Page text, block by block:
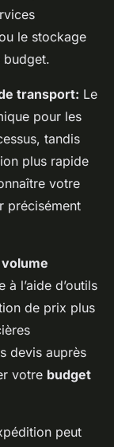
le stockage
budget.
transport: Le
pour les
tandis
plus rapide
votre
précisément
l’aide d’outils
de prix plus
devis auprès
votre budget
peut